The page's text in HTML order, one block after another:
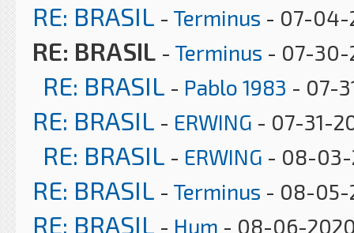
RE: BRASIL - Terminus - 07-04-
RE: BRASIL - Terminus - 07-30-
RE: BRASIL - Pablo 1983 - 07-
RE: BRASIL - ERWING - 07-31-
RE: BRASIL - ERWING - 08-03-
RE: BRASIL - Terminus - 08-05-
RE: BRASIL - Hum - 08-06-